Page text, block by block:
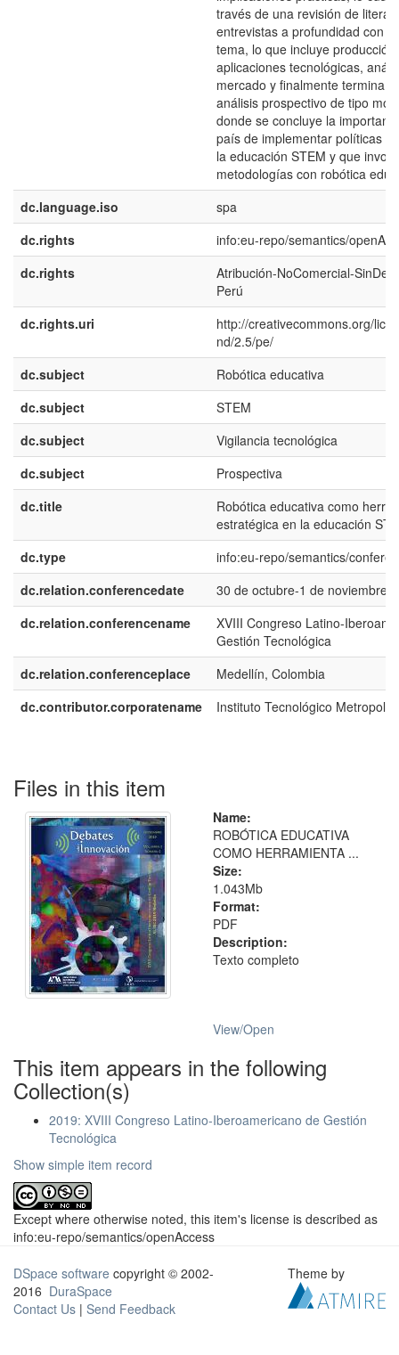
través de una revisión de
entrevistas a profundidad con
tema, lo que incluye
aplicaciones tecnológicas,
mercado y finalmente termina
análisis prospectivo de tipo
donde se concluye la
país de implementar políticas
la educación STEM y que
metodologías con robótica
dc.language.iso
spa
dc.rights
info:eu-repo/semantics/
dc.rights
Atribución-NoComercial-
Perú
dc.rights.uri
http://creativecommons.org/
nd/2.5/pe/
dc.subject
Robótica educativa
dc.subject
STEM
dc.subject
Vigilancia tecnológica
dc.subject
Prospectiva
dc.title
Robótica educativa como
estratégica en la educación
dc.type
info:eu-repo/semantics/
dc.relation.conferencedate
30 de octubre-1 de noviembre,
dc.relation.conferencename
XVIII Congreso Latino-
Gestión Tecnológica
dc.relation.conferenceplace
Medellín, Colombia
dc.contributor.corporatename
Instituto Tecnológico
Files in this item
Name:
ROBÓTICA EDUCATIVA
COMO HERRAMIENTA ...
Size:
1.043Mb
Format:
PDF
Description:
Texto completo
View/Open
This item appears in the following
Collection(s)
2019: XVIII Congreso Latino-Iberoamericano de Gestión
Tecnológica
Show simple item record
Except where otherwise noted, this item's license is described as
info:eu-repo/semantics/openAccess
DSpace software copyright © 2002-
2016 DuraSpace
Contact Us | Send Feedback
Theme by